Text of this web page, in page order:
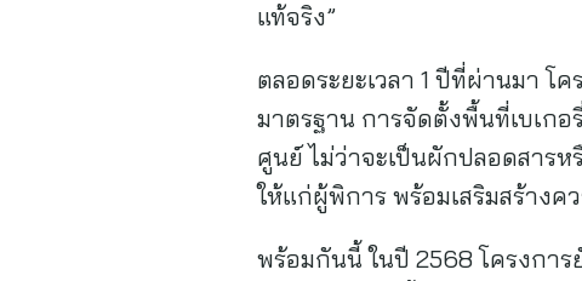
แท้จริง”
ตลอดระยะเวลา 1 ปีที่ผ่านมา โ
มาตรฐาน การจัดตั้งพื้นที่เบเก
ศูนย์ ไม่ว่าจะเป็นผักปลอดสารห
ให้แก่ผู้พิการ พร้อมเสริมสร้างค
พร้อมกันนี้ ในปี 2568 โครงกา